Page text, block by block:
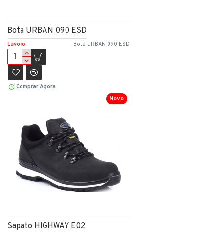
Lavoro Bota URBAN 090 ESD
Bota URBAN 090 ESD
Comprar Agora
Novo
Sapato HIGHWAY E02